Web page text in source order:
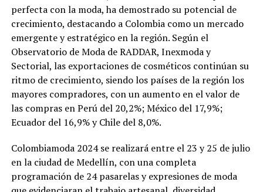
perfecta con la moda, ha demostrado su potencial de
crecimiento, destacando a Colombia como un mercado
emergente y estratégico en la región. Según el
Observatorio de Moda de RADDAR, Inexmoda y
Sectorial, las exportaciones de cosméticos continúan su
ritmo de crecimiento, siendo los países de la región los
mayores compradores, con un aumento en el valor de
las compras en Perú del 20,2%; México del 17,9%;
Ecuador del 16,9% y Chile del 8,0%.
Colombiamoda 2024 se realizará entre el 23 y 25 de julio
en la ciudad de Medellín, con una completa
programación de 24 pasarelas y expresiones de moda